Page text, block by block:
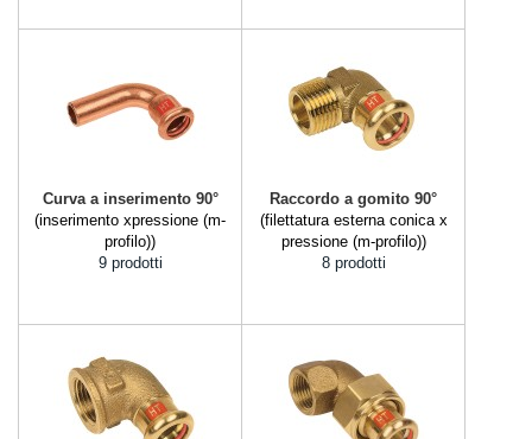
Curva a inserimento 90°
(inserimento xpressione (m-
profilo))
9 prodotti
Raccordo a gomito 90°
(filettatura esterna conica x
pressione (m-profilo))
8 prodotti